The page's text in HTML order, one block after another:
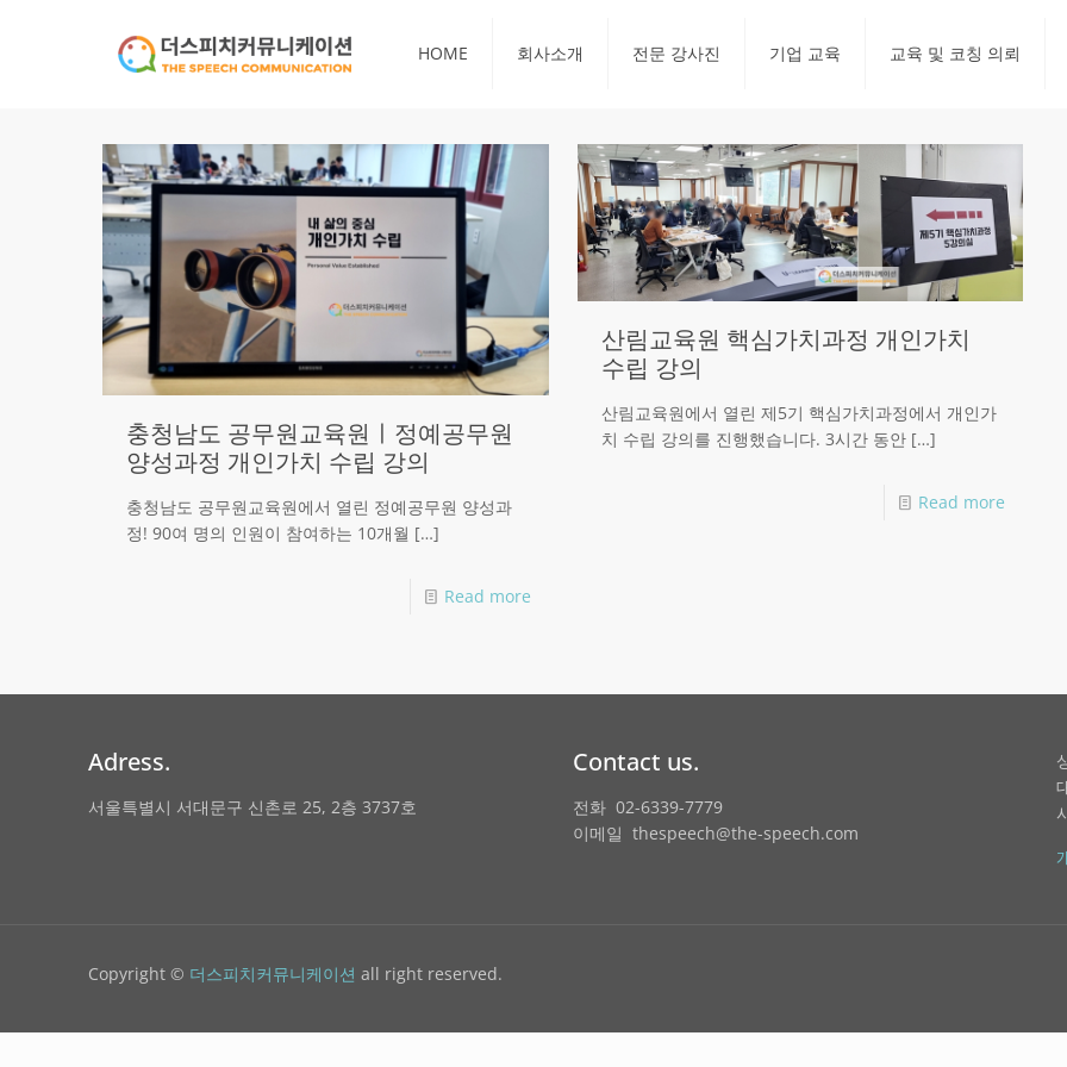
HOME 회사소개 전문 강사진 기업 교육 교육 및 코칭 의뢰
충청남도 공무원교육원ㅣ정예공무원
양성과정 개인가치 수립 강의
충청남도 공무원교육원에서 열린 정예공무원 양성과
정!​ 90여 명의 인원이 참여하는 10개월 […]
Read more
산림교육원 핵심가치과정 개인가치
수립 강의
산림교육원에서 열린 제5기 핵심가치과정에서 개인가
치 수립 강의를 진행했습니다. 3시간 동안[…]
Read more
Adress.
서울특별시 서대문구 신촌로 25, 2층 3737호
Contact us.
전화 02-6339-7779
이메일 thespeech@the-speech.com
Copyright © 더스피치커뮤니케이션 all right reserved.